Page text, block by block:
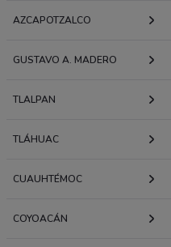
AZCAPOTZALCO
GUSTAVO A. MADERO
TLALPAN
TLÁHUAC
CUAUHTÉMOC
COYOACÁN